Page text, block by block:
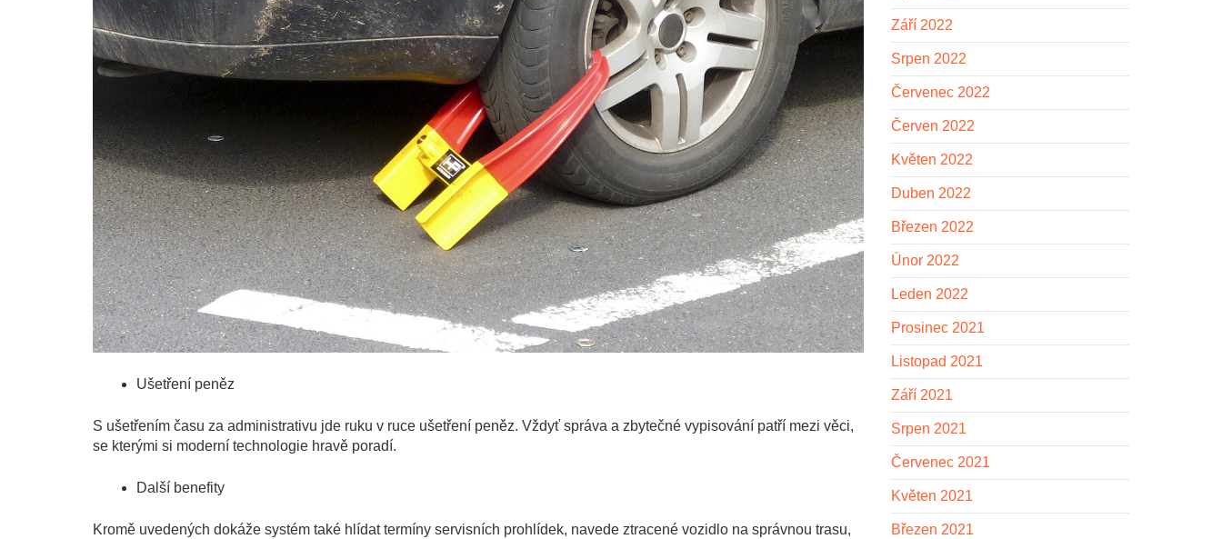
Ušetření peněz
S ušetřením času za administrativu jde ruku v ruce ušetření peněz. Vždyť správa a zbytečné vypisování patří mezi věci,
se kterými si moderní technologie hravě poradí.
Další benefity
Kromě uvedených dokáže systém také hlídat termíny servisních prohlídek, navede ztracené vozidlo na správnou trasu,
Září 2022
Srpen 2022
Červenec 2022
Červen 2022
Květen 2022
Duben 2022
Březen 2022
Únor 2022
Leden 2022
Prosinec 2021
Listopad 2021
Září 2021
Srpen 2021
Červenec 2021
Květen 2021
Březen 2021